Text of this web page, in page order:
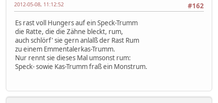
#162
2012-05-08, 11:12:52
Es rast voll Hungers auf ein Speck-Trumm
die Ratte, die die Zähne bleckt, rum,
auch schlörf' sie gern anlalß der Rast Rum
zu einem Emmentalerkas-Trumm.
Nur rennt sie dieses Mal umsonst rum:
Speck- sowie Kas-Trumm fraß ein Monstrum.